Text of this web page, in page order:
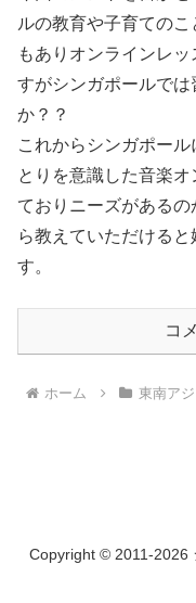
ルの教育や子育ての
もありオンラインレ
すがシンガポールで
か？？
これからシンガポー
とりを意識した音楽
ておりニーズがある
ら教えていただける
す。
コ
ホーム 東南ア
Copyright © 2011-2026